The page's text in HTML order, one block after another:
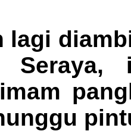
lagi
Seraya,